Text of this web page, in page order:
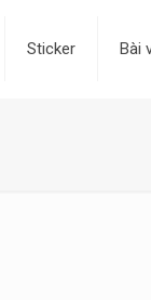
Sticker Bài